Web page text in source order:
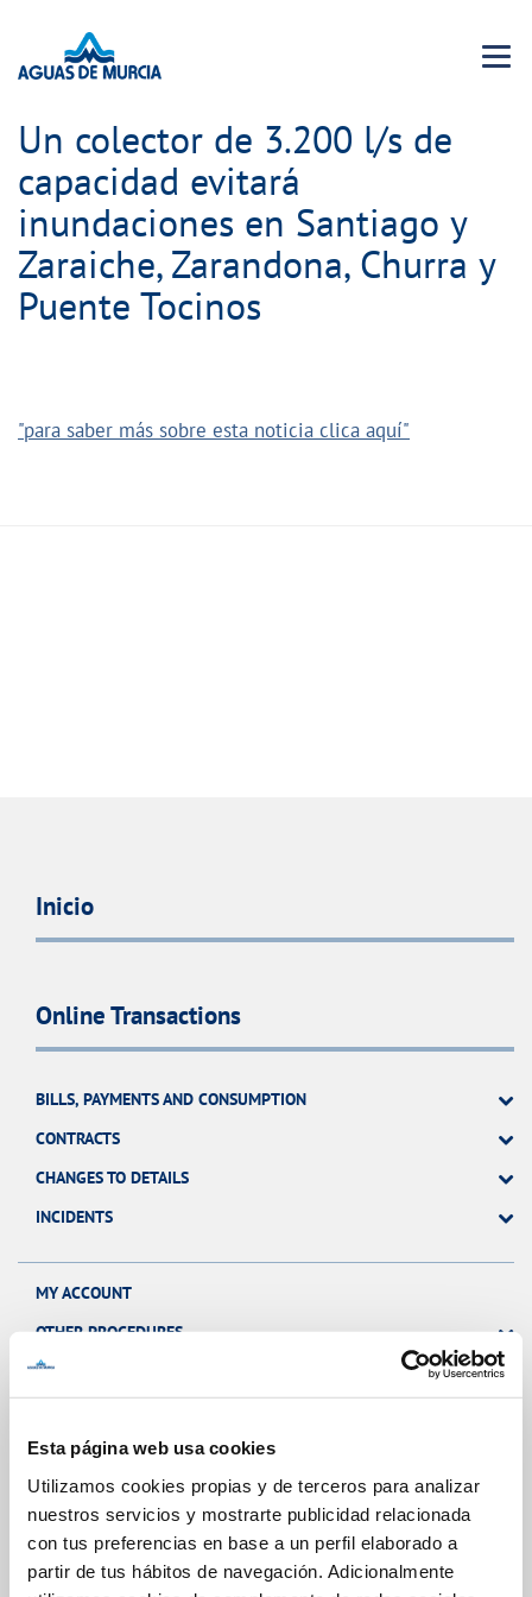
Esta página web usa cookies
Utilizamos cookies propias y de terceros para analizar
nuestros servicios y mostrarte publicidad relacionada
con tus preferencias en base a un perfil elaborado a
partir de tus hábitos de navegación. Adicionalmente
Menu
Un colector de 3.200 l/s de
capacidad evitará
inundaciones en Santiago y
Zaraiche, Zarandona, Churra y
Puente Tocinos
"para saber más sobre esta noticia clica aquí"
Inicio
Online Transactions
BILLS, PAYMENTS AND CONSUMPTION
CONTRACTS
CHANGES TO DETAILS
INCIDENTS
MY ACCOUNT
OTHER PROCEDURES
Your Service
ABOUT YOUR BILLING
CUSTOMER SERVICES